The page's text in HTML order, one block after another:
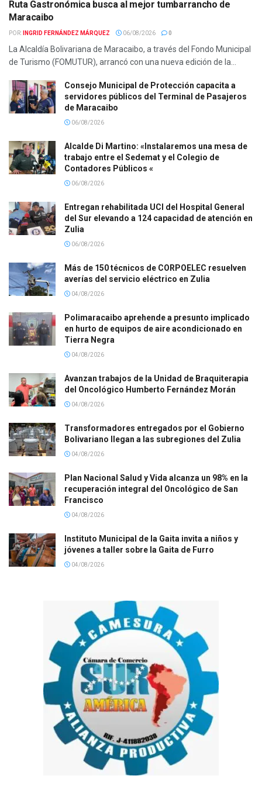
Ruta Gastronómica busca al mejor tumbarrancho de
Maracaibo
POR: INGRID FERNÁNDEZ MÁRQUEZ 06/08/2026 0
La Alcaldía Bolivariana de Maracaibo, a través del Fondo Municipal
de Turismo (FOMUTUR), arrancó con una nueva edición de la...
Consejo Municipal de Protección capacita a
servidores públicos del Terminal de Pasajeros
de Maracaibo
06/08/2026
Alcalde Di Martino: «Instalaremos una mesa de
trabajo entre el Sedemat y el Colegio de
Contadores Públicos «
06/08/2026
Entregan rehabilitada UCI del Hospital General
del Sur elevando a 124 capacidad de atención en
Zulia
06/08/2026
Más de 150 técnicos de CORPOELEC resuelven
averías del servicio eléctrico en Zulia
04/08/2026
Polimaracaibo aprehende a presunto implicado
en hurto de equipos de aire acondicionado en
Tierra Negra
04/08/2026
Avanzan trabajos de la Unidad de Braquiterapia
del Oncológico Humberto Fernández Morán
04/08/2026
Transformadores entregados por el Gobierno
Bolivariano llegan a las subregiones del Zulia
04/08/2026
Plan Nacional Salud y Vida alcanza un 98% en la
recuperación integral del Oncológico de San
Francisco
04/08/2026
Instituto Municipal de la Gaita invita a niños y
jóvenes a taller sobre la Gaita de Furro
04/08/2026